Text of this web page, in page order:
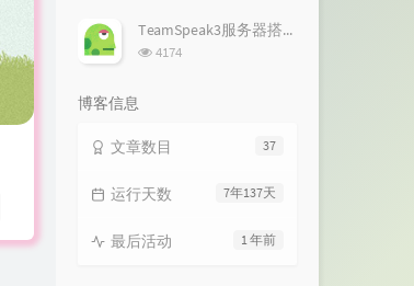
次
TeamSpeak3服务器搭建指南
浏
4174
博客信息
37
文章数目
7年137天
运行天数
1 年前
最后活动